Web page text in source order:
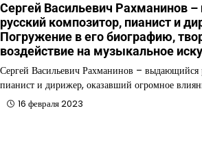
Сергей Васильевич Рахманинов –
русский композитор, пианист и
Погружение в его биографию,
воздействие на музыкальное
Сергей Васильевич Рахманинов – выдающийся
пианист и дирижер, оказавший огромное
16 февраля 2023